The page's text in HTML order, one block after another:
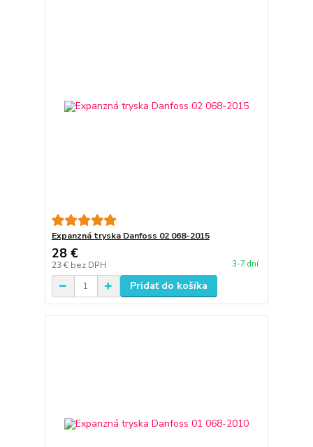
Expanzná tryska Danfoss 02 068-2015
28 €
23 € bez DPH 3-7 dní
Pridať do košíka